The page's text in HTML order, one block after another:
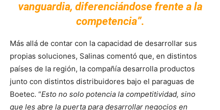
vanguardia, diferenciándose frente a la
competencia”.
Más allá de contar con la capacidad de desarrollar sus
propias soluciones, Salinas comentó que, en distintos
países de la región, la compañía desarrolla productos
junto con distintos distribuidores bajo el paraguas de
Boetec. “Esto no solo potencia la competitividad, sino
que les abre la puerta para desarrollar negocios en